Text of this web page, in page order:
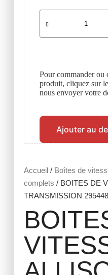
Accueil/ Boîtes de
complets / BOITES DE
TRANSMISSION
Pour commander ou
produit, cliquez sur
nous envoyer votre
Ajouter au